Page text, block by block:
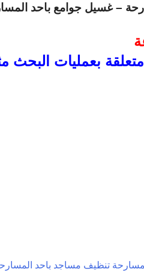
– غسيل جوامع باحد
بعمليات البحث
تنظيف مساجد باحد